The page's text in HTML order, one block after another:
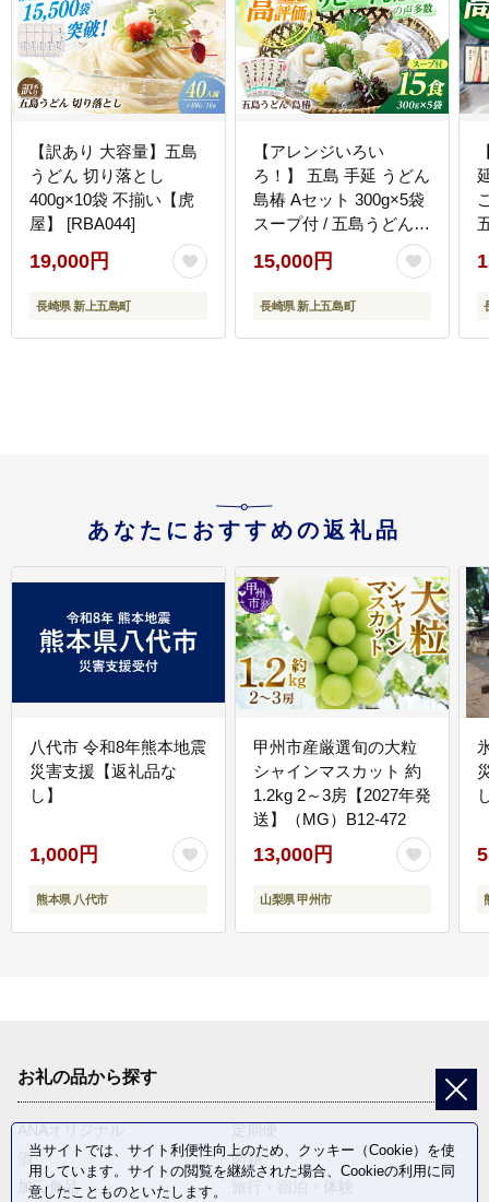
【訳あり 大容量】五島
うどん 切り落とし
400g×10袋 不揃い【虎
屋】 [RBA044]
19,000円
長崎県 新上五島町
【アレンジいろい
ろ！】 五島 手延 うどん
島椿 Aセット 300g×5袋
スープ付 / 五島うどん
【さかい製麺】
[RAQ001]
15,000円
長崎県 新上五島町
あなたにおすすめの返礼品
八代市 令和8年熊本地震
災害支援【返礼品な
し】
1,000円
熊本県 八代市
甲州市産厳選旬の大粒
シャインマスカット 約
1.2kg 2～3房【2027年発
送】（MG）B12-472
13,000円
山梨県 甲州市
お礼の品から探す
酒
肉類
加工食品
当サイトでは、サイト利便性向上のため、クッキー（Cookie）を使
用しています。サイトの閲覧を継続された場合、Cookieの利用に同
意したことものといたします。